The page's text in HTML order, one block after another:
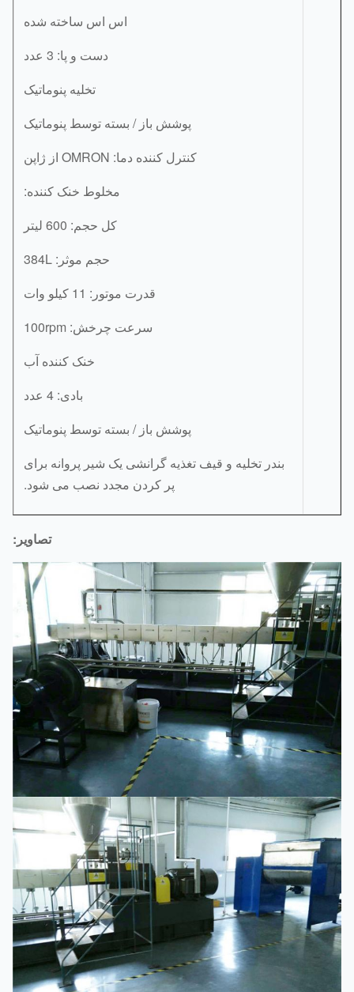
اس اس ساخته شده
دست و پا: 3 عدد
تخلیه پنوماتیک
پوشش باز / بسته توسط پنوماتیک
کنترل کننده دما: OMRON از ژاپن
مخلوط خنک کننده:
کل حجم: 600 لیتر
حجم موثر: 384L
قدرت موتور: 11 کیلو وات
سرعت چرخش: 100rpm
خنک کننده آب
بادی: 4 عدد
پوشش باز / بسته توسط پنوماتیک
بندر تخلیه و قیف تغذیه گرانشی یک شیر پروانه برای
پر کردن مجدد نصب می شود.
تصاویر: